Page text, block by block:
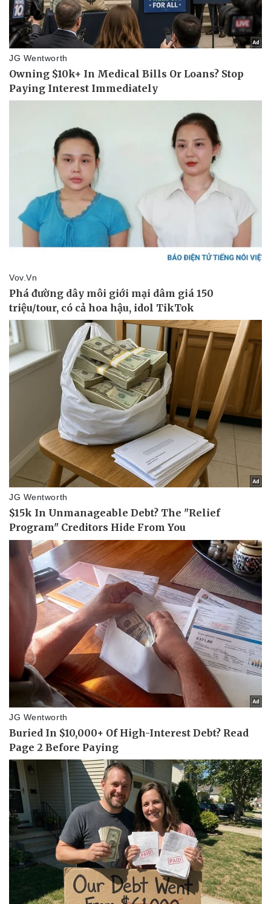
Doanh nghiệp
Thông tin doanh nghiệp
Doanh nghiệp 24h
Doanh nhân
Vì cộng đồng
Công nghệ
Sành điệu
Tin Công nghệ
Trải nghiệm
Chuyển đổi số
Sức khỏe
Dinh dưỡng - món ngon
Cây thuốc
Sản phụ khoa
Nhi khoa
Nam khoa
Làm đẹp - giảm cân
Phòng mạch online
Ăn sạch sống khỏe
Đời sống
Nhà đẹp
Blog
Tình yêu - Gia đình